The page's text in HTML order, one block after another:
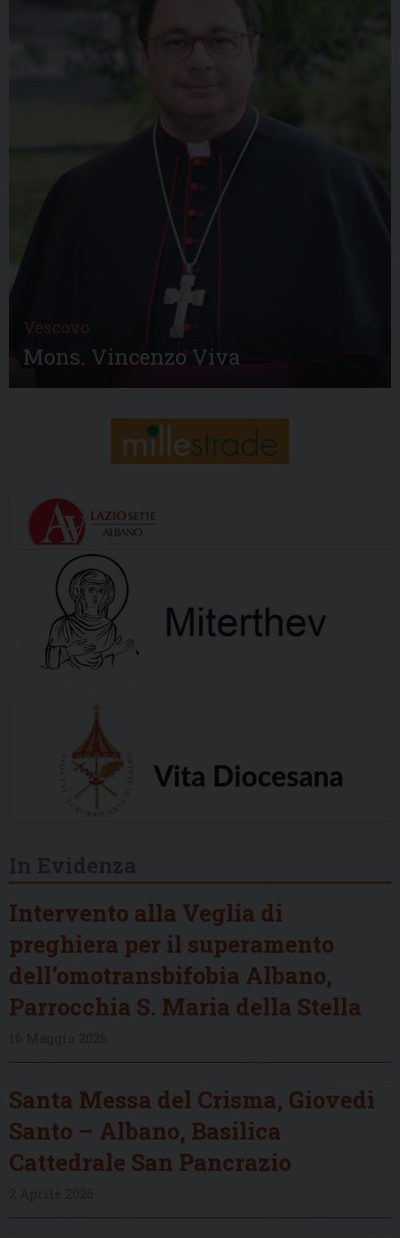
Vescovo
Mons. Vincenzo Viva
Intervento alla Veglia di
preghiera per il superamento
dell’omotransbifobia Albano,
Parrocchia S. Maria della Stella
Santa Messa del Crisma, Giovedì
Santo – Albano, Basilica
Cattedrale San Pancrazio